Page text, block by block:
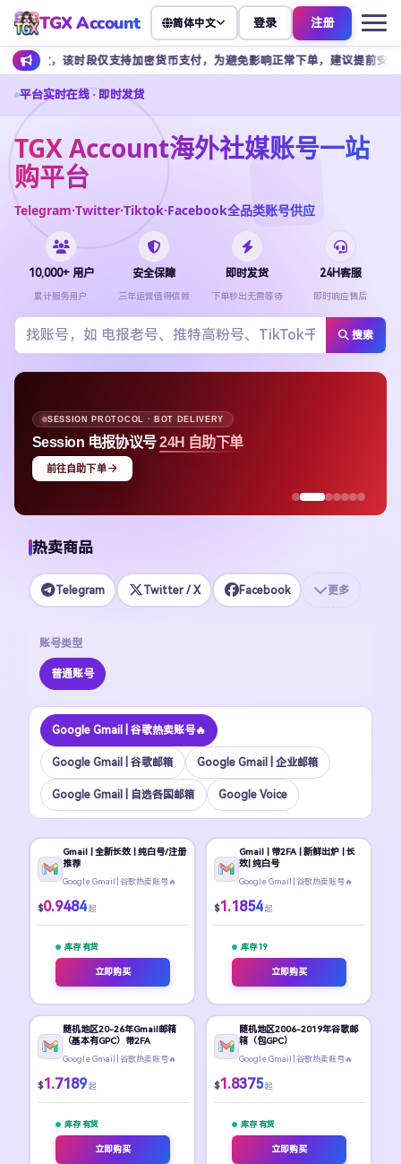
TGX Account 简体中文 登录 注册
段仅支持加密货币支付，为避免影响正常下单，建议提前安排余额充值。
平台实时在线 · 即时发货
TGX Account海外社媒账号一站
购平台
Telegram·Twitter·Tiktok·Facebook全品类账号供应
10,000+ 用户
累计服务用户
安全保障
三年运营值得信赖
即时发货
下单秒出无需等待
24H客服
即时响应售后
搜索
SESSION PROTOCOL · BOT DELIVERY
Session 电报协议号24H 自助下单
前往自助下单
热卖商品
Telegram Twitter / X Facebook 更多
账号类型
普通账号
Google Gmail | 谷歌热卖账号🔥
Google Gmail | 谷歌邮箱 Google Gmail | 企业邮箱
Google Gmail | 自选各国邮箱 Google Voice
Gmail | 全新长效 | 纯白号/注册
推荐
Google Gmail | 谷歌热卖账号🔥
$0.9484 起
库存 有货
立即购买
Gmail | 带2FA | 新鲜出炉 | 长
效| 纯白号
Google Gmail | 谷歌热卖账号🔥
$1.1854 起
库存 19
立即购买
随机地区20-26年Gmail邮箱
（基本有GPC）带2FA
Google Gmail | 谷歌热卖账号🔥
$1.7189 起
库存 有货
立即购买
随机地区2006-2019年谷歌邮
箱（包GPC）
Google Gmail | 谷歌热卖账号🔥
$1.8375 起
库存 有货
立即购买